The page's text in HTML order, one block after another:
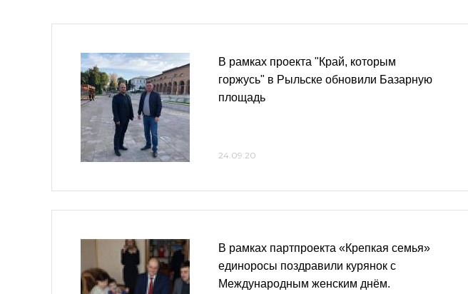
В рамках проекта "Край, которым
горжусь" в Рыльске обновили Базарную
площадь
24.09.20
В рамках партпроекта «Крепкая семья»
единоросы поздравили курянок с
Международным женским днём.